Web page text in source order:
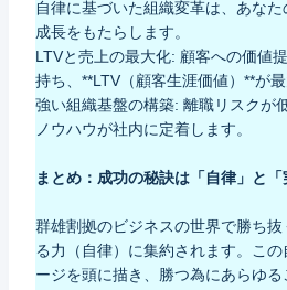
自律に基づいた組織変革は、あな
成長をもたらします。
LTVと売上の最大化: 顧客への価値
持ち、**LTV（顧客生涯価値）**が最
強い組織基盤の構築: 離職リスクが
ノウハウが社内に定着します。
まとめ：成功の秘訣は「自律」と
群雄割拠のビジネスの世界で勝ち
る力（自律）に集約されます。こ
ージを頭に描き、勝つ為にあらゆ